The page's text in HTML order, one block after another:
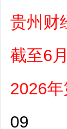
贵州财
截至6
2026
09